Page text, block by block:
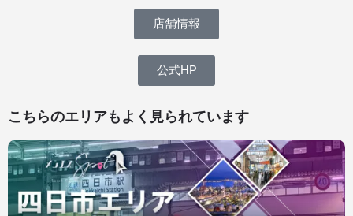
店舗情報
公式HP
こちらのエリアもよく見られています